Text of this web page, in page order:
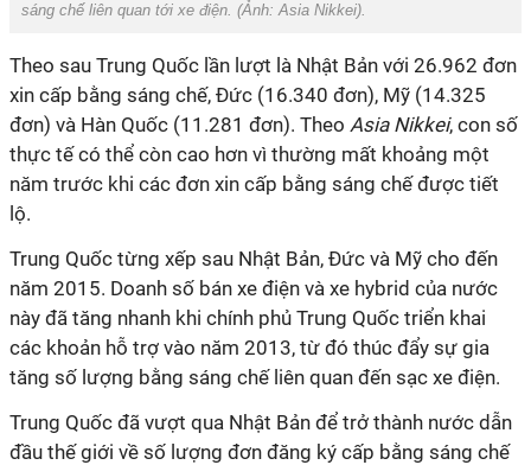
sáng chế liên quan tới xe điện. (Ảnh:Asia Nikkei).
Theo sau Trung Quốc lần lượt là Nhật Bản với 26.962 đơn
xin cấp bằng sáng chế, Đức (16.340 đơn), Mỹ (14.325
đơn) và Hàn Quốc (11.281 đơn). Theo Asia Nikkei, con số
thực tế có thể còn cao hơn vì thường mất khoảng một
năm trước khi các đơn xin cấp bằng sáng chế được tiết
lộ.
Trung Quốc từng xếp sau Nhật Bản, Đức và Mỹ cho đến
năm 2015. Doanh số bán xe điện và xe hybrid của nước
này đã tăng nhanh khi chính phủ Trung Quốc triển khai
các khoản hỗ trợ vào năm 2013, từ đó thúc đẩy sự gia
tăng số lượng bằng sáng chế liên quan đến sạc xe điện.
Trung Quốc đã vượt qua Nhật Bản để trở thành nước dẫn
đầu thế giới về số lượng đơn đăng ký cấp bằng sáng chế